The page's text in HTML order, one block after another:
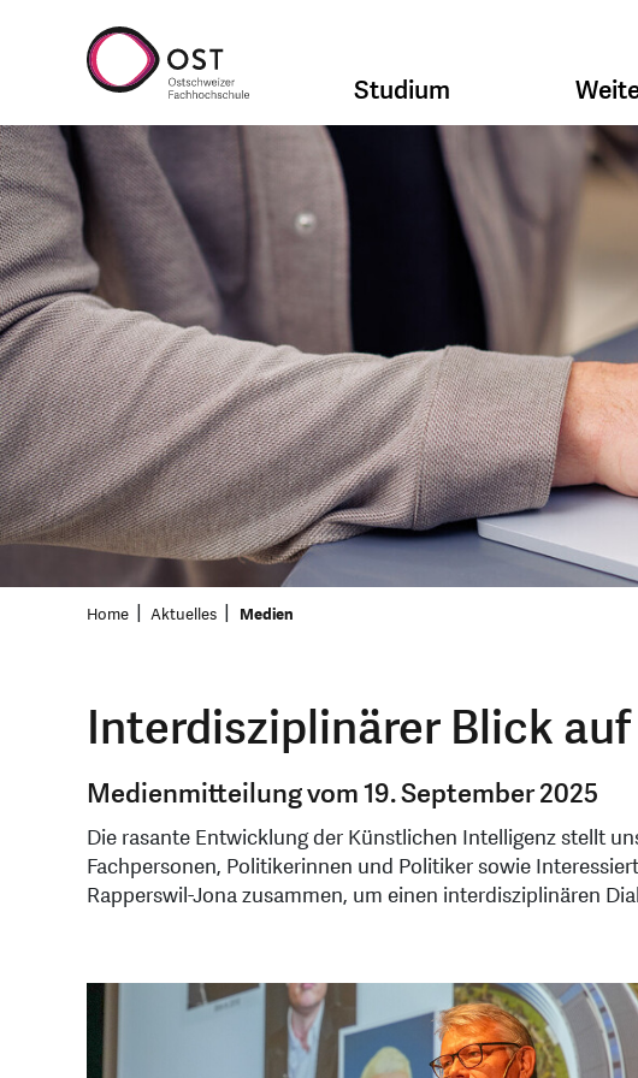
Studium
Home Aktuelles Medien
Interdisziplinärer Blick
Medienmitteilung vom 19. September 2025
Die rasante Entwicklung der Künstlichen Intelligenz stellt
Fachpersonen, Politikerinnen und Politiker sowie
Rapperswil-Jona zusammen, um einen interdisziplinären